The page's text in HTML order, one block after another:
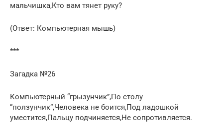
мальчишка,Кто вам тянет руку?
(Ответ: Компьютерная мышь)
***
Загадка №26
Компьютерный “грызунчик”,По столу
“ползунчик”,Человека не боится,Под ладошкой
уместится,Пальцу подчиняется,Не сопротивляется.